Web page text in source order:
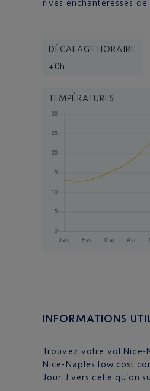
rives enchanteresses de
DÉCALAGE HORAIRE
+0h
TEMPÉRATURES
INFORMATIONS
Trouvez votre vol Nice-
Nice-Naples low cost
Jour J vers celle qu’on